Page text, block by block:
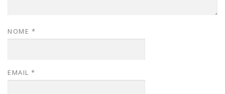
NOME *
EMAIL *